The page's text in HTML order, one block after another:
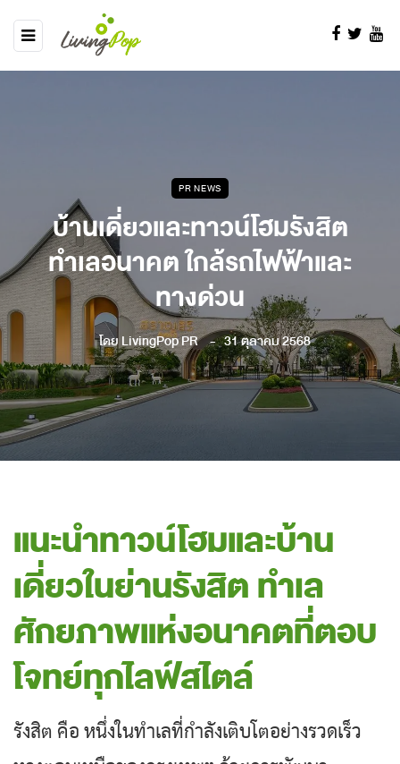
PR NEWS
บ้านเดี่ยวและทาวน์โฮมรังสิต
ทำเลอนาคต ใกล้รถไฟฟ้าและ
ทางด่วน
โดย LivingPop PR 31 ตุลาคม 2568
แนะนำทาวน์โฮมและบ้าน
เดี่ยวในย่านรังสิต ทำเล
ศักยภาพแห่งอนาคตที่ตอบ
โจทย์ทุกไลฟ์สไตล์
รังสิต คือ หนึ่งในทำเลที่กำลังเติบโตอย่างรวดเร็ว